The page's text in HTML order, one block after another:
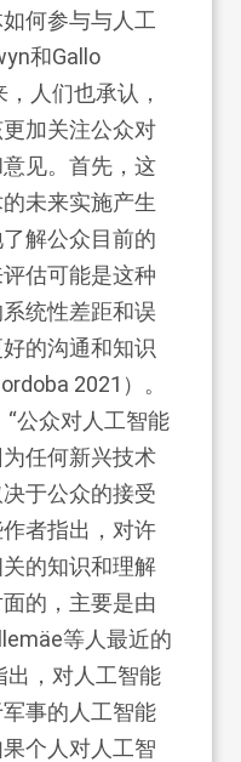
何参与与人工
和Gallo
人们也承认，
加关注公众对
见。首先，这
未来实施产生
解公众目前的
估可能是这种
统性差距和误
的沟通和知识
2021）。
公众对人工智能
任何新兴技术
于公众的接受
者指出，对许
的知识和理解
的，主要是由
等人最近的
出，对人工智能
事的人工智能
个人对人工智